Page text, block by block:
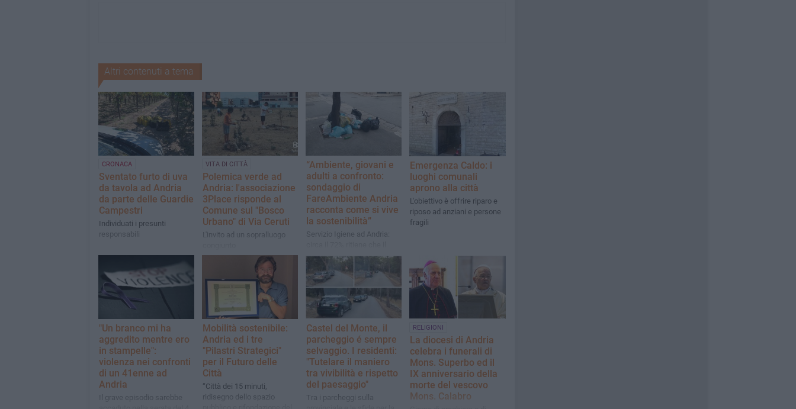
Altri contenuti a tema
CRONACA
Sventato furto di uva
da tavola ad Andria
da parte delle Guardie
Campestri
Individuati i presunti
responsabili
VITA DI CITTÀ
Polemica verde ad
Andria: l'associazione
3Place risponde al
Comune sul "Bosco
Urbano" di Via Ceruti
L'invito ad un sopralluogo
“Ambiente, giovani e
adulti a confronto:
sondaggio di
FareAmbiente Andria
racconta come si vive
la sostenibilità”
Servizio Igiene ad Andria:
servizio non sia
soddisfacente
Emergenza Caldo: i
luoghi comunali
aprono alla città
L'obiettivo è offrire riparo e
riposo ad anziani e persone
fragili
"Un branco mi ha
aggredito mentre ero
in stampelle":
violenza nei confronti
di un 41enne ad
Andria
Il grave episodio sarebbe
Mobilità sostenibile:
Andria ed i tre
"Pilastri Strategici"
per il Futuro delle
Città
“Città dei 15 minuti,
ridisegno dello spazio
Castel del Monte, il
parcheggio é sempre
selvaggio. I residenti:
"Tutelare il maniero
tra vivibilità e rispetto
del paesaggio"
Tra i parcheggi sulla
RELIGIONI
La diocesi di Andria
celebra i funerali di
Mons. Superbo ed il
IX anniversario della
morte del vescovo
Mons. Calabro